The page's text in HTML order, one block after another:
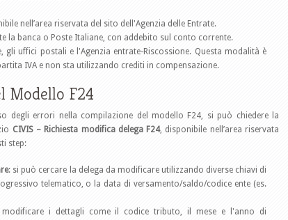
nell’area riservata del sito dell'Agenzia delle Entrate.
la banca o Poste Italiane, con addebito sul conto corrente.
gli uffici postali e l'Agenzia entrate-Riscossione. Questa modalità è
IVA e non sta utilizzando crediti in compensazione.
Modello F24
degli errori nella compilazione del modello F24, si può chiedere la
CIVIS – Richiesta modifica delega F24, disponibile nell’area riservata
step:
: si può cercare la delega da modificare utilizzando diverse chiavi di
telematico, o la data di versamento/saldo/codice ente (es.
i dettagli come il codice tributo, il mese e l'anno di